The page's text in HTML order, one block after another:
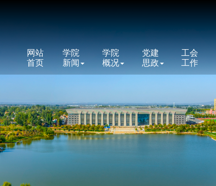
网站
首页
学院
新闻
学院
概况
党建
思政
工会
工作